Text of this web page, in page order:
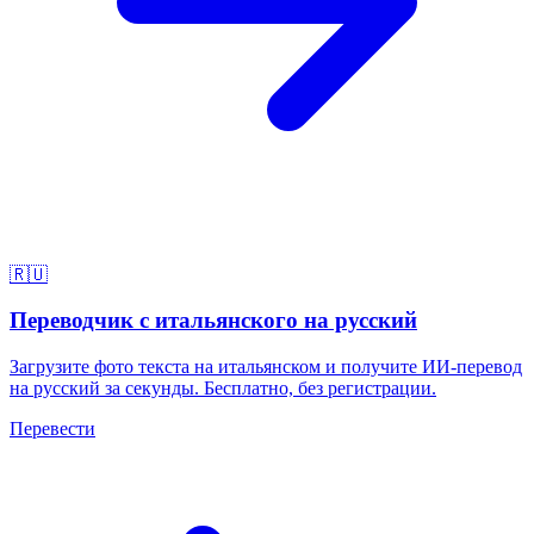
🇷🇺
Переводчик с итальянского на русский
Загрузите фото текста на итальянском и получите ИИ-перевод
на русский за секунды. Бесплатно, без регистрации.
Перевести